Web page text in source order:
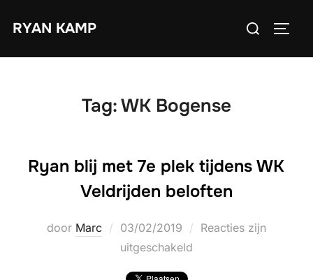
naarRYAN KAMP
Zoek
Tag:WK Bogense
Ryan blij met 7e plek tijdens WK
Veldrijden beloften
door Marc
Geplaatst
op
03/02/2019
Reacties zijn
uitgeschakeld